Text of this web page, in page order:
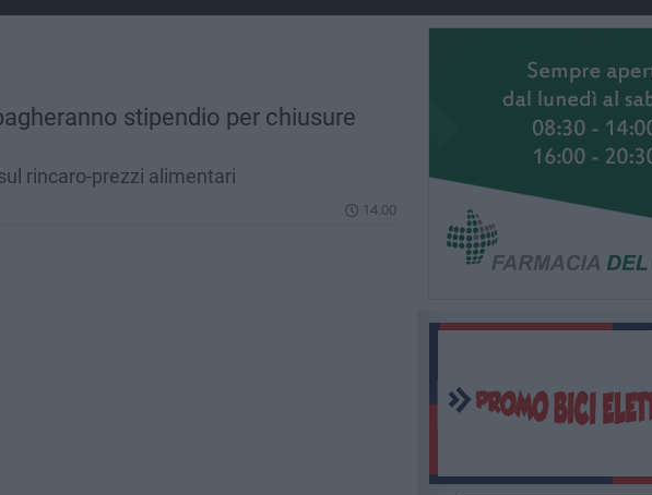
stipendio per chiusure
rincaro-prezzi alimentari
14.00